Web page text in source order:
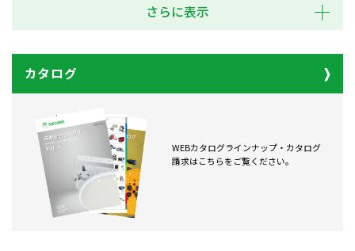
さらに表示
カタログ
WEBカタログラインナップ・カタログ
請求はこちらをご覧ください。